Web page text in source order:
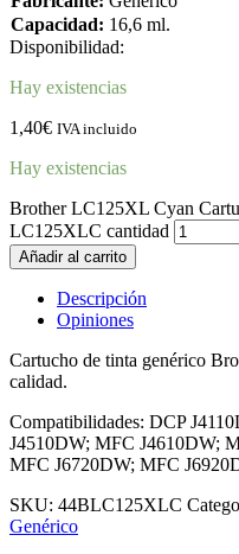
Capacidad: 16,6 ml.
Disponibilidad:
Hay existencias
1,40€ IVA incluido
Hay existencias
Brother LC125XL Cyan
LC125XLC cantidad
Añadir al carrito
Descripción
Opiniones
Cartucho de tinta genérico
calidad.
Compatibilidades: DCP
J4510DW; MFC J4610DW;
MFC J6720DW; MFC
SKU: 44BLC125XLC
Genérico